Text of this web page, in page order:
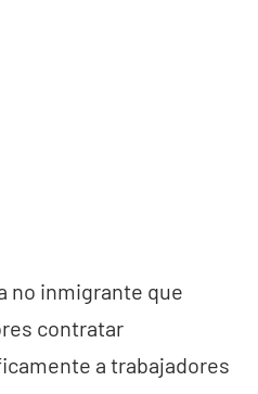
no inmigrante que
contratar
a trabajadores